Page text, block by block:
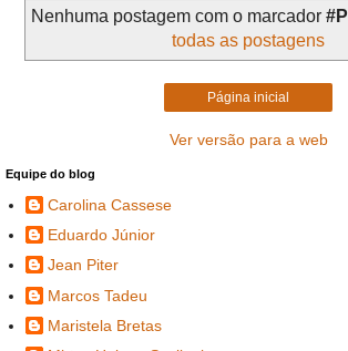
Nenhuma postagem com o marcador
todas as postagens
Página inicial
Ver versão para a web
Equipe do blog
Carolina Cassese
Eduardo Júnior
Jean Piter
Marcos Tadeu
Maristela Bretas